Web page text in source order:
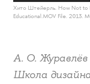
Хито Штейерль. How Not to
Educational.MOV File. 2013.
А. О. Журавлёв
Школа